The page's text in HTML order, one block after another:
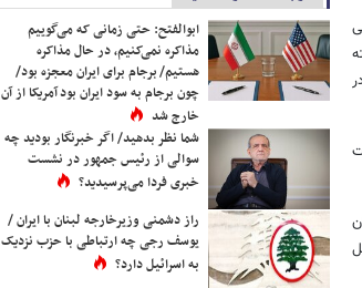
ابوالفتح: حتی زمانی که می‌گوییم
مذاکره نمی‌کنیم، در حال مذاکره
هستیم/ برجام برای ایران معجزه بود/
چون برجام به سود ایران بود آمریکا از آن
خارج شد
شما نظر بدهید/ اگر خبرنگار بودید چه
سوالی از رئیس جمهور در نشست
خبری فردا می‌پرسیدید؟
راز دشمنی وزیرخارجه لبنان با ایران /
یوسف رجی چه ارتباطی با حزب نزدیک
به اسرائیل دارد؟